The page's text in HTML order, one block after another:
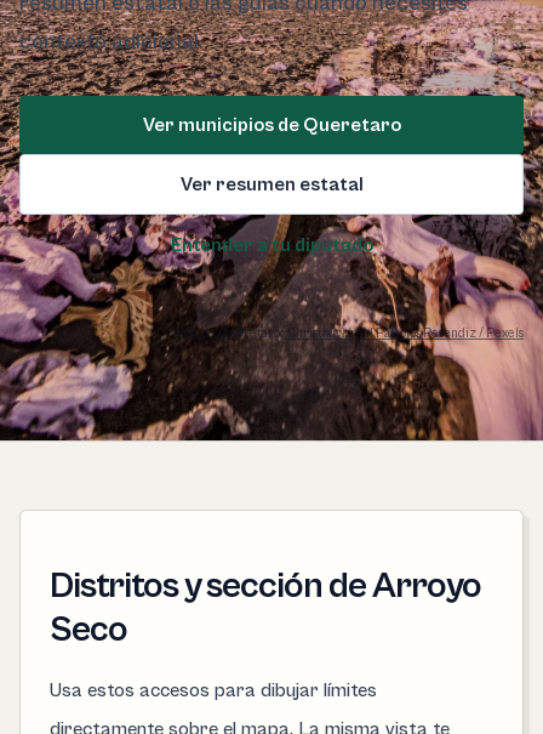
contexto adicional.
Ver municipios de Queretaro
Ver resumen estatal
Entender a tu diputado
Foto de Queretaro: Christian Israel Palacios Resendiz / Pexels
Distritos y sección de Arroyo
Seco
Usa estos accesos para dibujar límites
directamente sobre el mapa. La misma vista te